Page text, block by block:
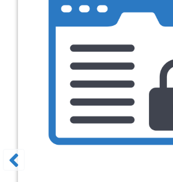
бухгалтерских и множества
электронный документооборот.
хеширование для дешифровки и сверки
функций, различия которых
целостности документа и обращается в
сертификат ключа электронной подписи
исследования его подлинности.
Электронная цифровая подпись
человека, заверившего документ. В
шифрования, обеспечивающий набор
обеспечении целостности документа и
авторства, не допускающего